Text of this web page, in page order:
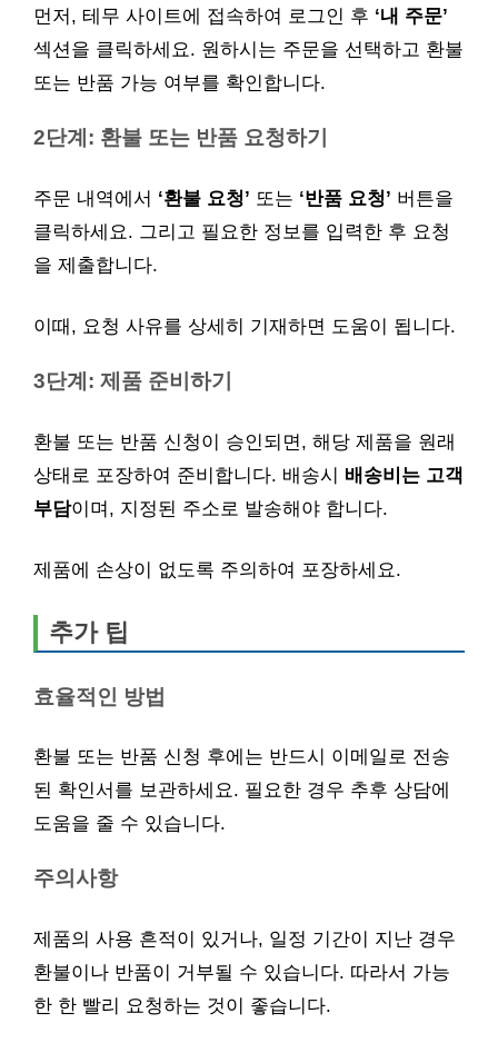
먼저, 테무 사이트에 접속하여 로그인 후 ‘내 주문’
섹션을 클릭하세요. 원하시는 주문을 선택하고 환불
또는 반품 가능 여부를 확인합니다.
2단계: 환불 또는 반품 요청하기
주문 내역에서 ‘환불 요청’ 또는 ‘반품 요청’ 버튼을
클릭하세요. 그리고 필요한 정보를 입력한 후 요청
을 제출합니다.
이때, 요청 사유를 상세히 기재하면 도움이 됩니다.
3단계: 제품 준비하기
환불 또는 반품 신청이 승인되면, 해당 제품을 원래
상태로 포장하여 준비합니다. 배송시 배송비는 고객
부담이며, 지정된 주소로 발송해야 합니다.
제품에 손상이 없도록 주의하여 포장하세요.
추가 팁
효율적인 방법
환불 또는 반품 신청 후에는 반드시 이메일로 전송
된 확인서를 보관하세요. 필요한 경우 추후 상담에
도움을 줄 수 있습니다.
주의사항
제품의 사용 흔적이 있거나, 일정 기간이 지난 경우
환불이나 반품이 거부될 수 있습니다. 따라서 가능
한 한 빨리 요청하는 것이 좋습니다.